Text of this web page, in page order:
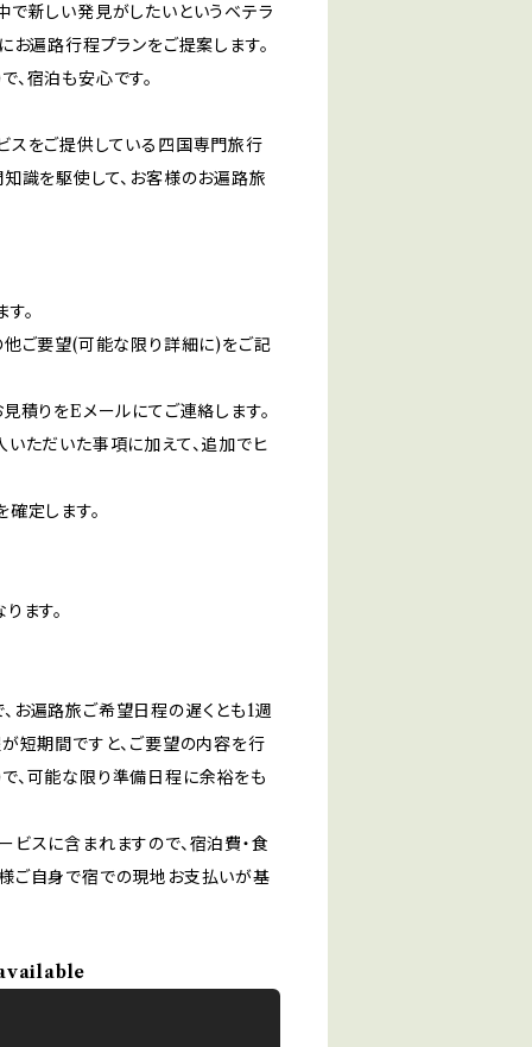
新しい発見がしたいというベテラ
お遍路行程プランをご提案します。
宿泊も安心です。
スをご提供している四国専門旅行
識を駆使して、お客様のお遍路旅
。
ご要望(可能な限り詳細に)をご記
積りをEメールにてご連絡します。
ただいた事項に加えて、追加でヒ
定します。
ます。
お遍路旅ご希望日程の遅くとも1週
短期間ですと、ご要望の内容を行
、可能な限り準備日程に余裕をも
スに含まれますので、宿泊費・食
ご自身で宿での現地お支払いが基